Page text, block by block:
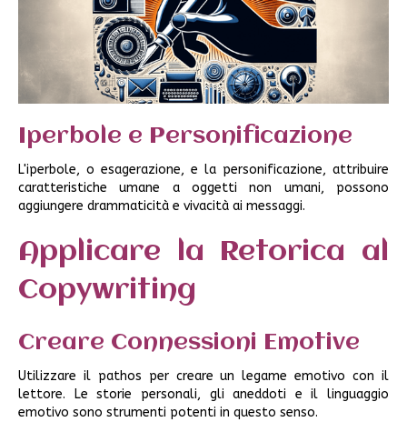
Iperbole e Personificazione
L'iperbole, o esagerazione, e la personificazione, attribuire
caratteristiche umane a oggetti non umani, possono
aggiungere drammaticità e vivacità ai messaggi.
Applicare la Retorica al
Copywriting
Creare Connessioni Emotive
Utilizzare il pathos per creare un legame emotivo con il
lettore. Le storie personali, gli aneddoti e il linguaggio
emotivo sono strumenti potenti in questo senso.